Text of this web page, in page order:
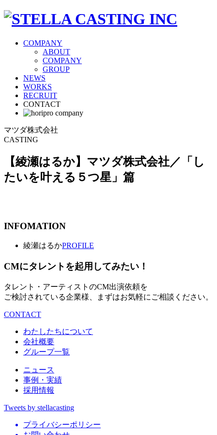
COMPANY
ABOUT
COMPANY
GROUP
NEWS
WORKS
RECRUIT
CONTACT
マツダ株式会社
CASTING
【綾瀬はるか】マツダ株式会社／「し
たいを叶える５つ星」篇
INFOMATION
綾瀬はるかPROFILE
CMにタレントを起用してみたい！
タレント・アーティストのCM出演依頼を
ご検討されている企業様、まずはお気軽にご相談ください。
CONTACT
わたしたちについて
会社概要
グループ一覧
ニュース
事例・実績
採用情報
Tweets by stellacasting
プライバシーポリシー